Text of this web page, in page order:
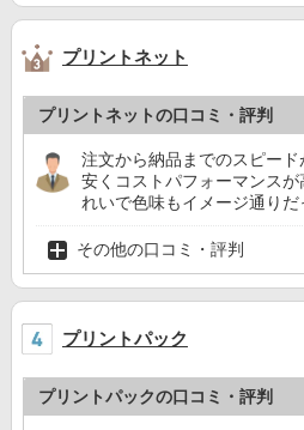
プリントネット
プリントネットの口コミ・評判
注文から納品までのスピー
安くコストパフォーマンス
れいで色味もイメージ通りだ
その他の口コミ・評判
プリントパック
プリントパックの口コミ・評判